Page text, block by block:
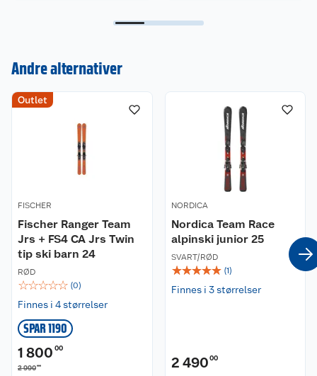
Andre alternativer
Outlet
FISCHER
Fischer Ranger Team
Jrs + FS4 CA Jrs Twin
tip ski barn 24
RØD
☆☆☆☆☆ (0)
Finnes i 4 størrelser
SPAR 1190
1 800 00
2 99000
NORDICA
Nordica Team Race
alpinski junior 25
SVART/RØD
☆☆☆☆☆ (1)
Finnes i 3 størrelser
2 490 00
Våre butikker
Våre merkevarer
Coop kjeder
Ledige stillinger
Bærekraft
Kundeservice
Angre- og returrett
Reklamasjon og garanti
Ofte stilte spørsmål
Betalingsalternativer
Leveringsalternativer
Pakkesporing
Åpent kjøp
Coop medlem